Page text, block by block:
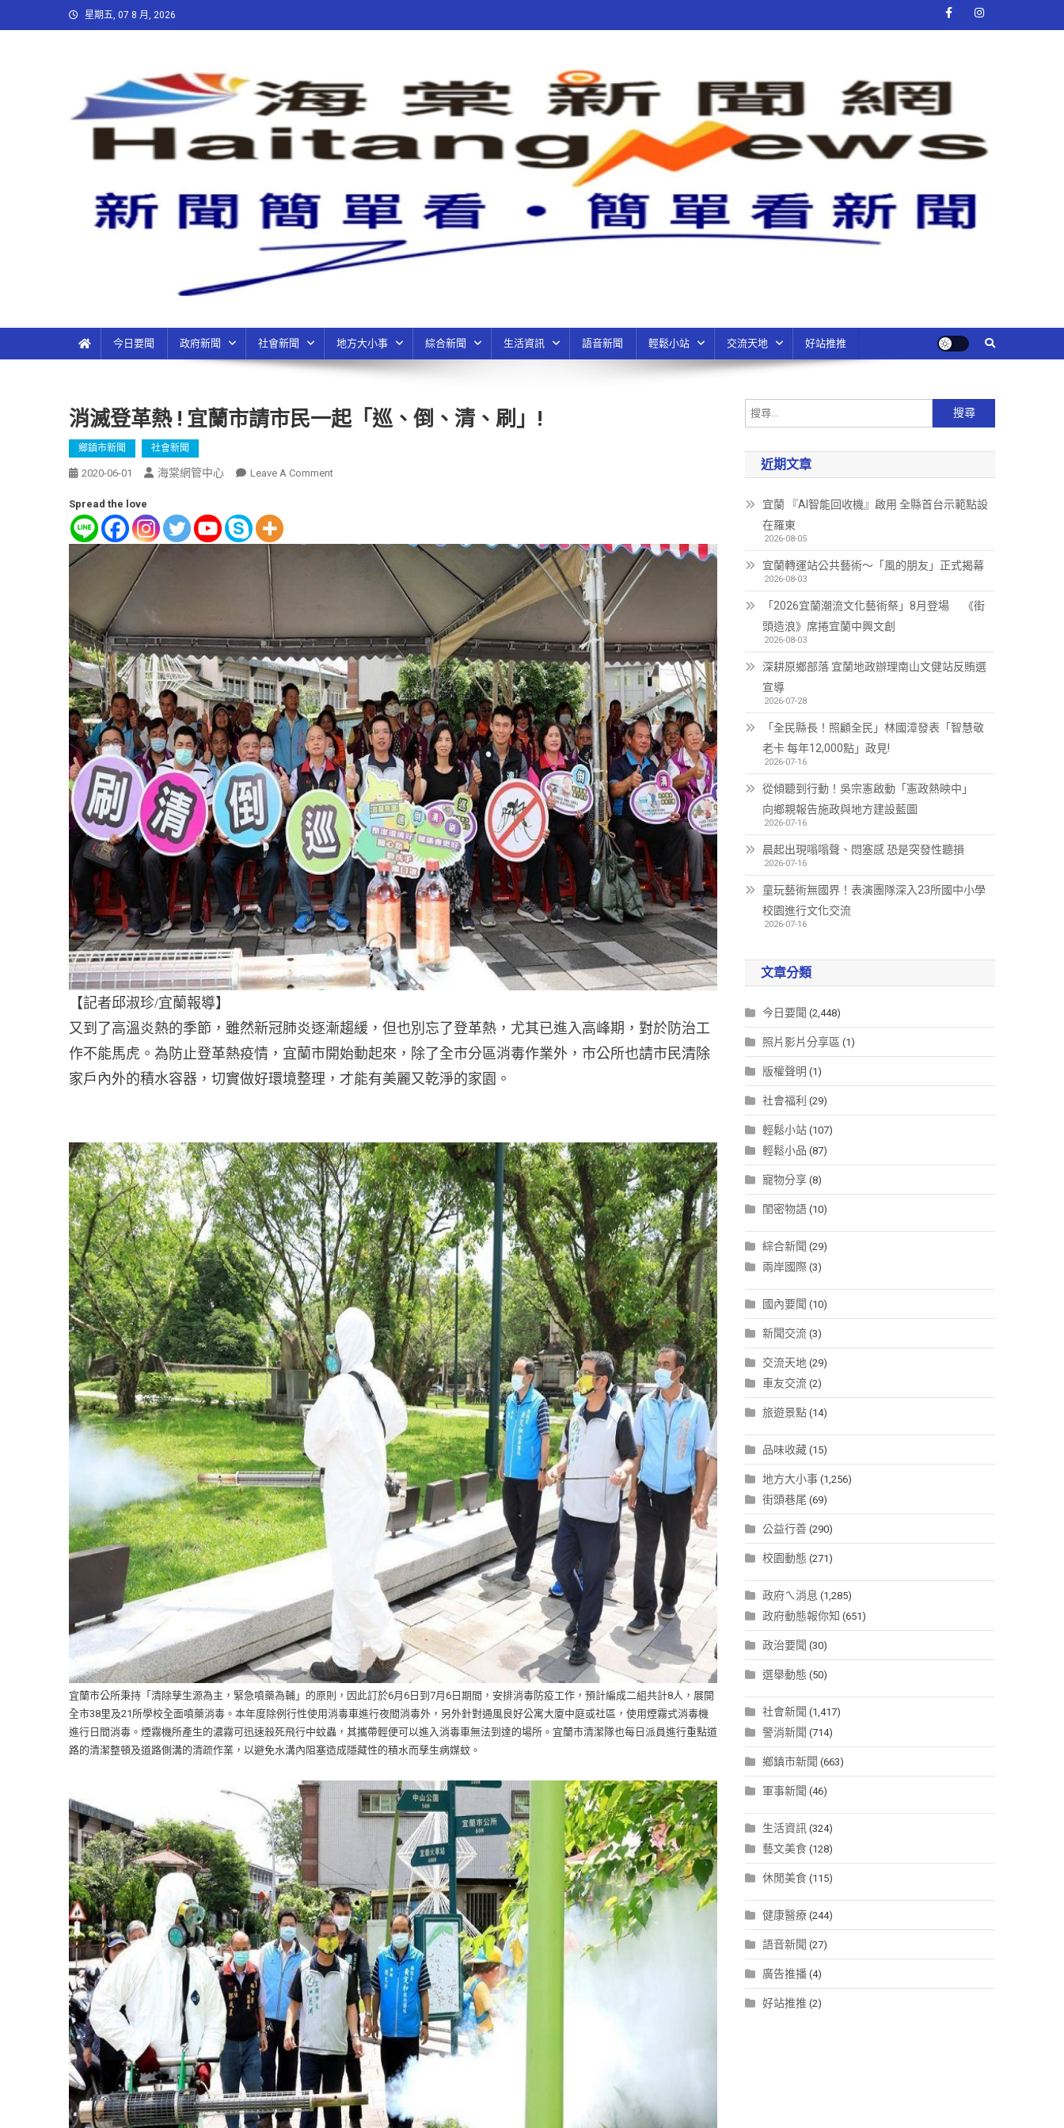
星期五, 07 8 月, 2026
今日要聞 政府新聞 社會新聞 地方大小事 綜合新聞 生活資訊 語音新聞 輕鬆小站 交流天地 好站推推
消滅登革熱 ! 宜蘭市請市民一起「巡、倒、清、刷」!
鄉鎮市新聞 社會新聞
2020-06-01 海棠網管中心 Leave A Comment
Spread the love
【記者邱淑珍/宜蘭報導】
又到了高溫炎熱的季節，雖然新冠肺炎逐漸趨緩，但也別忘了登革熱，尤其已進入高峰期，對於防治工
作不能馬虎。為防止登革熱疫情，宜蘭市開始動起來，除了全市分區消毒作業外，市公所也請市民清除
家戶內外的積水容器，切實做好環境整理，才能有美麗又乾淨的家園。
宜蘭市公所秉持「清除孳生源為主，緊急噴藥為輔」的原則，因此訂於6月6日到7月6日期間，安排消毒防疫工作，預計編成二組共計8人，展開
全市38里及21所學校全面噴藥消毒。本年度除例行性使用消毒車進行夜間消毒外，另外針對通風良好公寓大廈中庭或社區，使用煙霧式消毒機
進行日間消毒。煙霧機所產生的濃霧可迅速殺死飛行中蚊蟲，其攜帶輕便可以進入消毒車無法到達的場所。宜蘭市清潔隊也每日派員進行重點道
路的清潔整頓及道路側溝的清疏作業，以避免水溝內阻塞造成隱藏性的積水而孳生病媒蚊。
近期文章
宜蘭 『AI智能回收機』啟用 全縣首台示範點設
在羅東
2026-08-05
宜蘭轉運站公共藝術～「風的朋友」正式揭幕
2026-08-03
「2026宜蘭潮流文化藝術祭」8月登場 《街
頭造浪》席捲宜蘭中興文創
2026-08-03
深耕原鄉部落 宜蘭地政辦理南山文健站反賄選
宣導
2026-07-28
「全民縣長！照顧全民」林國漳發表「智慧敬
老卡 每年12,000點」政見!
2026-07-16
從傾聽到行動！吳宗憲啟動「憲政熱映中」
向鄉親報告施政與地方建設藍圖
2026-07-16
晨起出現嗡嗡聲、悶塞感 恐是突發性聽損
2026-07-16
童玩藝術無國界！表演團隊深入23所國中小學
校園進行文化交流
2026-07-16
文章分類
今日要聞 (2,448)
照片影片分享區 (1)
版權聲明 (1)
社會福利 (29)
輕鬆小站 (107)
輕鬆小品 (87)
寵物分享 (8)
閨密物語 (10)
綜合新聞 (29)
兩岸國際 (3)
國內要聞 (10)
新聞交流 (3)
交流天地 (29)
車友交流 (2)
旅遊景點 (14)
品味收藏 (15)
地方大小事 (1,256)
街頭巷尾 (69)
公益行善 (290)
校園動態 (271)
政府ㄟ消息 (1,285)
政府動態報你知 (651)
政治要聞 (30)
選舉動態 (50)
社會新聞 (1,417)
警消新聞 (714)
鄉鎮市新聞 (663)
軍事新聞 (46)
生活資訊 (324)
藝文美食 (128)
休閒美食 (115)
健康醫療 (244)
語音新聞 (27)
廣告推播 (4)
好站推推 (2)